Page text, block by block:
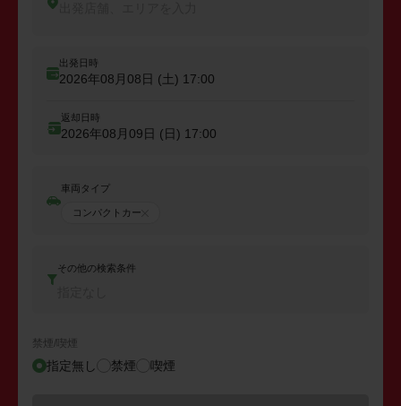
出発日時
2026年08月08日 (土) 17:00
返却日時
2026年08月09日 (日) 17:00
車両タイプ
コンパクトカー
その他の検索条件
禁煙/喫煙
指定無し 禁煙 喫煙